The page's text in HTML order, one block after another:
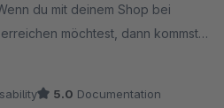
du mit deinem Shop bei
möchtest, dann kommst
aus, welches viele hilfreiche
5.0 Documentation